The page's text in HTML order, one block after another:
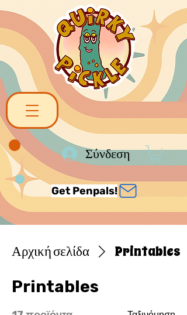
Σύνδεση
Get Penpals!
Αρχική σελίδα Printables
Printables